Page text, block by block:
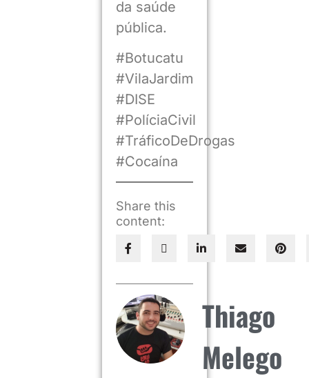
da saúde
pública.
#Botucatu
#VilaJardim
#DISE
#PolíciaCivil
#TráficoDeDrogas
#Cocaína
Share this
content:
Thiago
Melego